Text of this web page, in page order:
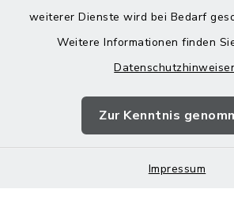
weiterer Dienste wird bei Bedarf
Weitere Informationen finden
Zur Kenntnis
Impressum
Barrierefreiheit
Impressum
Sitemap